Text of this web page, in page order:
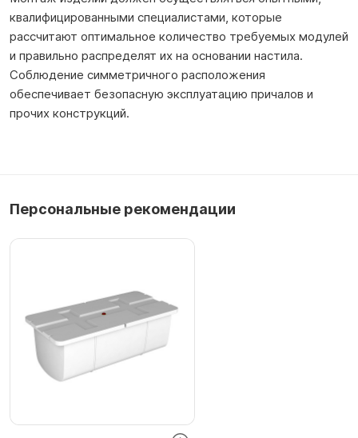
квалифицированными специалистами, которые
рассчитают оптимальное количество требуемых модулей
и правильно распределят их на основании настила.
Соблюдение симметричного расположения
обеспечивает безопасную эксплуатацию причалов и
прочих конструкций.
Персональные рекомендации